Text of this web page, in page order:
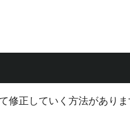
正していく方法がありま